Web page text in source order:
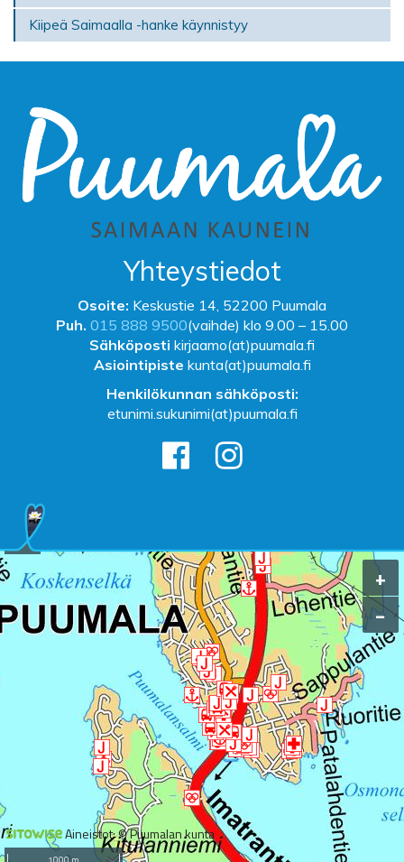
Kiipeä Saimaalla -hanke käynnistyy
Yhteystiedot
Osoite: Keskustie 14, 52200 Puumala
Puh. 015 888 9500(vaihde) klo 9.00 – 15.00
Sähköposti kirjaamo(at)puumala.fi
Asiointipiste kunta(at)puumala.fi
Henkilökunnan sähköposti:
etunimi.sukunimi(at)puumala.fi